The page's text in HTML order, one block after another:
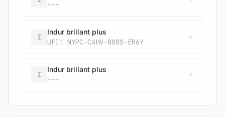
---
I
Indur brillant plus
UFI: NYPC-C4HV-800S-ER6Y
I
Indur brillant plus
---